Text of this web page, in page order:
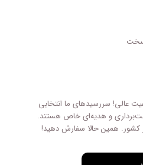
سخت
عالی! سررسیدهای ما انتخابی
و هدیه‌ای خاص هستند.
کشور. همین حالا سفارش دهید!